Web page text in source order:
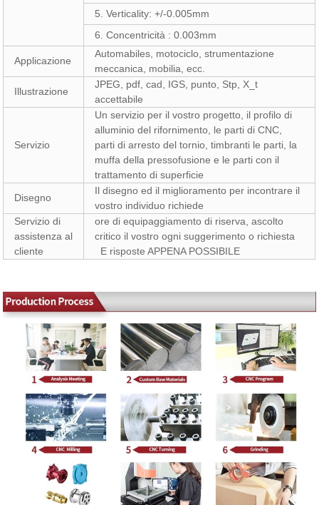
5. Verticality: +/-0.005mm
6. Concentricità : 0.003mm
Applicazione
Automabiles, motociclo, strumentazione
meccanica, mobilia, ecc.
Illustrazione
JPEG, pdf, cad, IGS, punto, Stp, X_t
accettabile
Servizio
Un servizio per il vostro progetto, il profilo di
alluminio del rifornimento, le parti di CNC,
parti di arresto del tornio, timbranti le parti, la
muffa della pressofusione e le parti con il
trattamento di superficie
Disegno
Il disegno ed il miglioramento per incontrare il
vostro individuo richiede
Servizio di
assistenza al
cliente
ore di equipaggiamento di riserva, ascolto
critico il vostro ogni suggerimento o richiesta
E risposte APPENA POSSIBILE